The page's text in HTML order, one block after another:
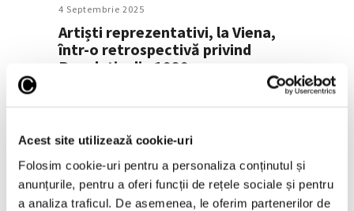
Acest site utilizează cookie-uri
Folosim cookie-uri pentru a personaliza conținutul și
anunțurile, pentru a oferi funcții de rețele sociale și pentru
a analiza traficul. De asemenea, le oferim partenerilor de
4 Septembrie 2025
Artiști reprezentativi, la Viena,
într-o retrospectivă privind
Revoluția din 1989
’89” este vernisată în 10 septembrie la
poate fi vizitată până la finalul lunii.
Aceasta marchează extinderea